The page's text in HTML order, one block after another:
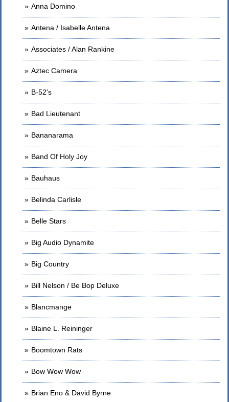
Anna Domino
Antena / Isabelle Antena
Associates / Alan Rankine
Aztec Camera
B-52's
Bad Lieutenant
Bananarama
Band Of Holy Joy
Bauhaus
Belinda Carlisle
Belle Stars
Big Audio Dynamite
Big Country
Bill Nelson / Be Bop Deluxe
Blancmange
Blaine L. Reininger
Boomtown Rats
Bow Wow Wow
Brian Eno & David Byrne